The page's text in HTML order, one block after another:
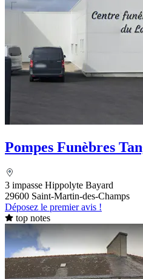
Pompes Funèbres
3 impasse Hippolyte Bayard
29600 Saint-Martin-des-Champs
Déposez le premier avis !
top notes